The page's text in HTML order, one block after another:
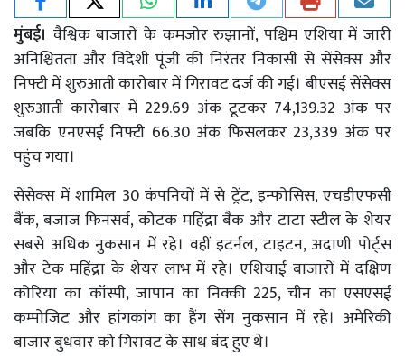
मुंबई। वैश्विक बाजारों के कमजोर रुझानों, पश्चिम एशिया में जारी
अनिश्चितता और विदेशी पूंजी की निरंतर निकासी से सेंसेक्स और
निफ्टी में शुरुआती कारोबार में गिरावट दर्ज की गई। बीएसई सेंसेक्स
शुरुआती कारोबार में 229.69 अंक टूटकर 74,139.32 अंक पर
जबकि एनएसई निफ्टी 66.30 अंक फिसलकर 23,339 अंक पर
पहुंच गया।
सेंसेक्स में शामिल 30 कंपनियों में से ट्रेंट, इन्फोसिस, एचडीएफसी
बैंक, बजाज फिनसर्व, कोटक महिंद्रा बैंक और टाटा स्टील के शेयर
सबसे अधिक नुकसान में रहे। वहीं इटर्नल, टाइटन, अदाणी पोर्ट्स
और टेक महिंद्रा के शेयर लाभ में रहे। एशियाई बाजारों में दक्षिण
कोरिया का कॉस्पी, जापान का निक्की 225, चीन का एसएसई
कम्पोजिट और हांगकांग का हैंग सेंग नुकसान में रहे। अमेरिकी
बाजार बुधवार को गिरावट के साथ बंद हुए थे।